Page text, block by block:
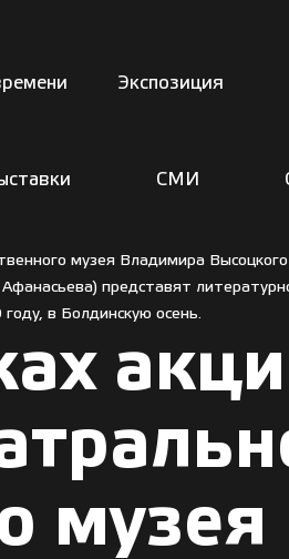
Экспозиция
СМИ
музея Владимира
представят
в Болдинскую осень.